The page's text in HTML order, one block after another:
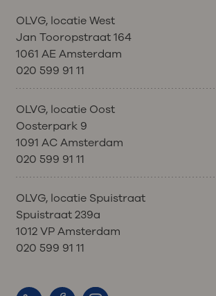
OLVG, locatie West
Jan Tooropstraat 164
1061 AE Amsterdam
020 599 91 11
OLVG, locatie Oost
Oosterpark 9
1091 AC Amsterdam
020 599 91 11
OLVG, locatie Spuistraat
Spuistraat 239a
1012 VP Amsterdam
020 599 91 11